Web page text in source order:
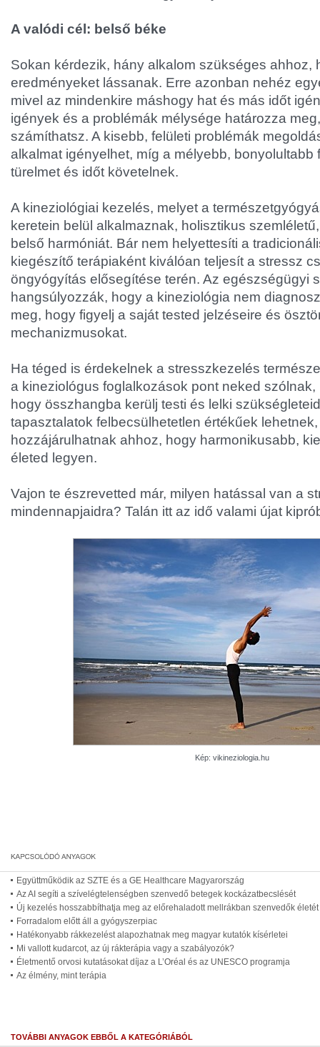
A valódi cél: belső béke
Sokan kérdezik, hány alkalom szükséges ahhoz,
eredményeket lássanak. Erre azonban nehéz
mivel az mindenkire máshogy hat és más időt
igények és a problémák mélysége határozza
számíthatsz. A kisebb, felületi problémák
alkalmat igényelhet, míg a mélyebb, bonyolultabb
türelmet és időt követelnek.
A kineziológiai kezelés, melyet a
keretein belül alkalmaznak, holisztikus
belső harmóniát. Bár nem helyettesíti a
kiegészítő terápiaként kiválóan teljesít a stressz
öngyógyítás elősegítése terén. Az egészségügyi
hangsúlyozzák, hogy a kineziológia nem
meg, hogy figyelj a saját tested jelzéseire és
mechanizmusokat.
Ha téged is érdekelnek a stresszkezelés
a kineziológus foglalkozások pont neked
hogy összhangba kerülj testi és lelki
tapasztalatok felbecsülhetetlen értékűek
hozzájárulhatnak ahhoz, hogy harmonikusabb,
életed legyen.
Vajon te észrevetted már, milyen hatással van a
mindennapjaidra? Talán itt az idő valami újat
Kép: vikineziologia.hu
Együttműködik az SZTE és a GE Healthcare Magyarország
Az AI segíti a szívelégtelenségben szenvedő betegek kockázatbecslését
Új kezelés hosszabbíthatja meg az előrehaladott mellrákban szenvedők életét
Forradalom előtt áll a gyógyszerpiac
Hatékonyabb rákkezelést alapozhatnak meg magyar kutatók kísérletei
Mi vallott kudarcot, az új rákterápia vagy a szabályozók?
Életmentő orvosi kutatásokat díjaz a L’Oréal és az UNESCO programja
Az élmény, mint terápia
TOVÁBBI ANYAGOK EBBŐL A KATEGÓRIÁBÓL